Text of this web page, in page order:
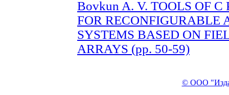
Bovkun A. V. TOOLS OF
FOR RECONFIGURABLE
SYSTEMS BASED ON
ARRAYS (pp. 50-59)
© ООО